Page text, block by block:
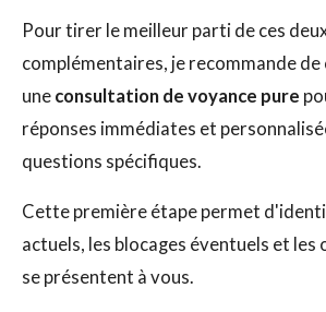
Pour tirer le meilleur parti de ces
complémentaires, je recommande de
une consultation de voyance pure
réponses immédiates et
questions spécifiques.
Cette première étape permet
actuels, les blocages éventuels et
se présentent à vous.